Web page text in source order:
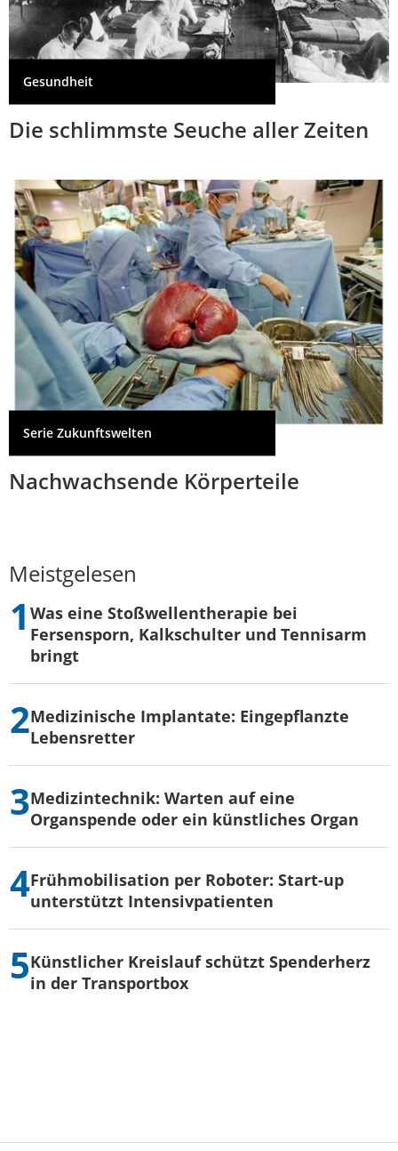
Gesundheit
Die schlimmste Seuche aller Zeiten
Serie Zukunftswelten
Nachwachsende Körperteile
Meistgelesen
Was eine Stoßwellentherapie bei
Fersensporn, Kalkschulter und Tennisarm
bringt
Medizinische Implantate: Eingepflanzte
Lebensretter
Medizintechnik: Warten auf eine
Organspende oder ein künstliches Organ
Frühmobilisation per Roboter: Start-up
unterstützt Intensivpatienten
Künstlicher Kreislauf schützt Spenderherz
in der Transportbox